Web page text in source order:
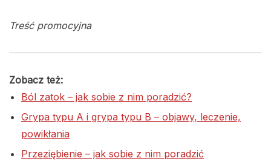
Treść promocyjna
Zobacz też:
Ból zatok – jak sobie z nim poradzić?
Grypa typu A i grypa typu B – objawy, leczenie,
powikłania
Przeziębienie – jak sobie z nim poradzić